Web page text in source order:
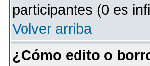
participantes (0 es
Volver arriba
¿Cómo edito o